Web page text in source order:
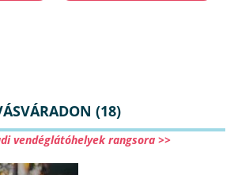
(18)
vendéglátóhelyek rangsora >>